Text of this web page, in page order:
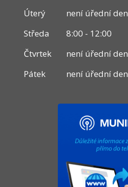
Úterý
není úřední den
Středa
8:00 - 12:00
Čtvrtek
není úřední den
Pátek
není úřední den